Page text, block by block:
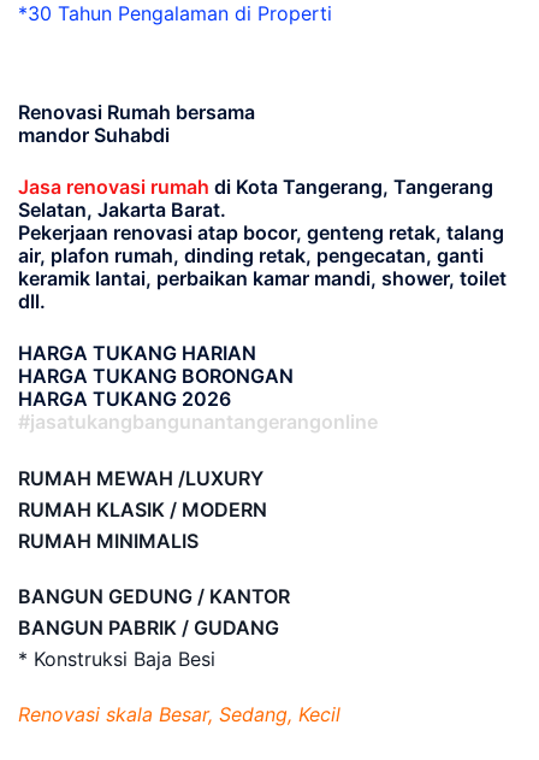
*30 Tahun Pengalaman di Properti
Renovasi Rumah bersama
mandor Suhabdi
Jasa renovasi rumah di Kota Tangerang, Tangerang
Selatan, Jakarta Barat.
Pekerjaan renovasi atap bocor, genteng retak, talang
air, plafon rumah, dinding retak, pengecatan, ganti
keramik lantai, perbaikan kamar mandi, shower, toilet
dll.
HARGA TUKANG HARIAN
HARGA TUKANG BORONGAN
HARGA TUKANG 2026
#jasatukangbangunantangerangonline
RUMAH MEWAH /LUXURY
RUMAH KLASIK / MODERN
RUMAH MINIMALIS
BANGUN GEDUNG / KANTOR
BANGUN PABRIK / GUDANG
* Konstruksi Baja Besi
Renovasi skala Besar, Sedang, Kecil